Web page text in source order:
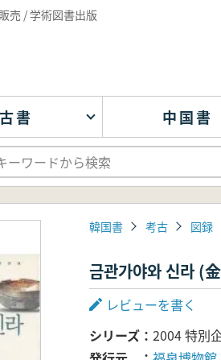
売 / 学術図書出版
古書 中国書
韓国書 考古 図録
금관가야와 신라 (
レビューを書く
シリーズ
2004 特別